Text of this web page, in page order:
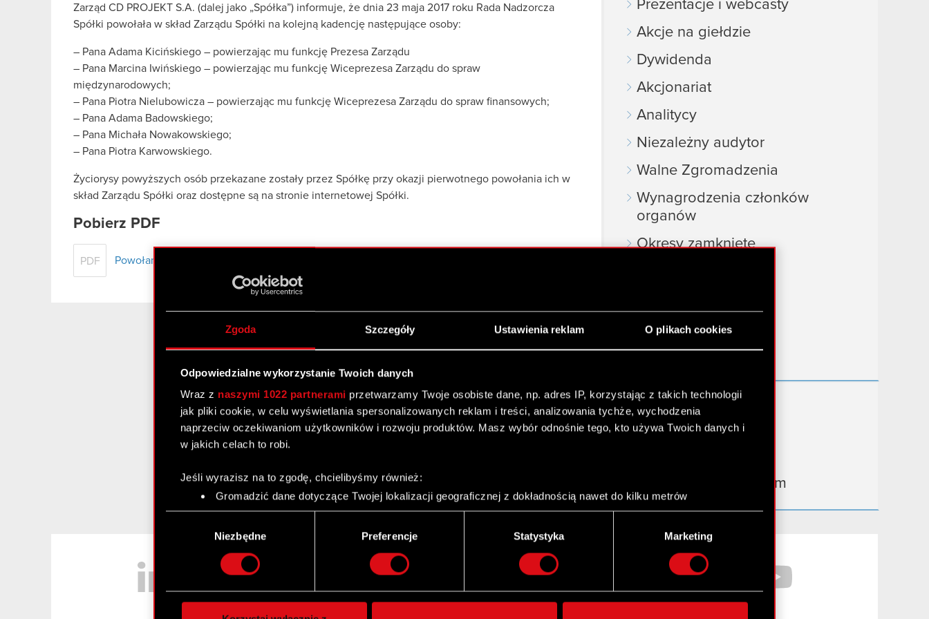
Zgoda Szczegóły Ustawienia reklam O plikach cookies
Odpowiedzialne wykorzystanie Twoich danych
Wraz z naszymi 1022 partnerami przetwarzamy Twoje osobiste dane, np. adres IP, korzystając z takich technologii
jak pliki cookie, w celu wyświetlania spersonalizowanych reklam i treści, analizowania tychże, wychodzenia
naprzeciw oczekiwaniom użytkowników i rozwoju produktów. Masz wybór odnośnie tego, kto używa Twoich danych i
w jakich celach to robi.
Jeśli wyrazisz na to zgodę, chcielibyśmy również:
Gromadzić dane dotyczące Twojej lokalizacji geograficznej z dokładnością nawet do kilku metrów
Identyfikować Twoje urządzenie, aktywnie analizując charakteryzującego je zbiory danych (fingerprinting,
Dowiedz się więcej odnośnie tego, jak Twoje osobiste dane są przetwarzane oraz ustaw własne preferencje w
szczegółów . W Deklaracji plików cookie możesz zmienić lub wycofać swoją zgodę w dowolnej chwili.
Wykorzystujemy pliki cookie do spersonalizowania treści i reklam, aby oferować funkcje społecznościowe i
Niezbędne Preferencje Statystyka Marketing
Zarząd CD PROJEKT S.A. (dalej jako „Spółka”) informuje, że dnia 23 maja 2017 roku Rada Nadzorcza
Spółki powołała w skład Zarządu Spółki na kolejną kadencję następujące osoby:
– Pana Adama Kicińskiego – powierzając mu funkcję Prezesa Zarządu
– Pana Marcina Iwińskiego – powierzając mu funkcję Wiceprezesa Zarządu do spraw
międzynarodowych;
– Pana Piotra Nielubowicza – powierzając mu funkcję Wiceprezesa Zarządu do spraw finansowych;
– Pana Adama Badowskiego;
– Pana Michała Nowakowskiego;
– Pana Piotra Karwowskiego.
Życiorysy powyższych osób przekazane zostały przez Spółkę przy okazji pierwotnego powołania ich w
skład Zarządu Spółki oraz dostępne są na stronie internetowej Spółki.
Pobierz PDF
PDF Powołanie członków Zarządu spółki na nową kadencję
Prezentacje i webcasty
Akcje na giełdzie
Dywidenda
Akcjonariat
Analitycy
Niezależny audytor
Walne Zgromadzenia
Wynagrodzenia członków
organów
Okresy zamknięte
Przydatne linki
Kontakt IR
Dowiedz się więcej:
thewitcher.com
gear.cdprojektred.com
Facebook